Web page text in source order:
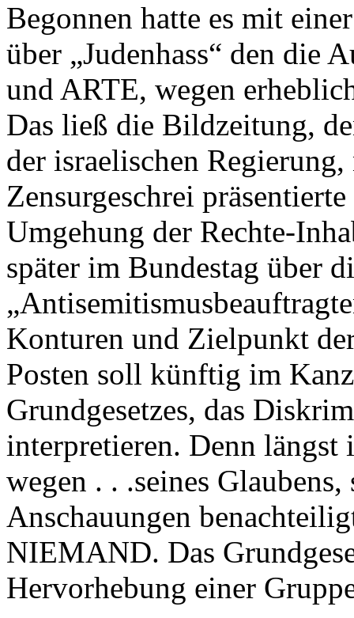
Begonnen hatte es mit
über „Judenhass“ den die
und ARTE, wegen
Das ließ die Bildzeitung,
der israelischen
Zensurgeschrei
Umgehung der Rechte-
später im Bundestag über
Konturen und Zielpunkt
Posten soll künftig im
Grundgesetzes, das
interpretieren. Denn längst
wegen . . .seines
Anschauungen
NIEMAND. Das
Hervorhebung einer